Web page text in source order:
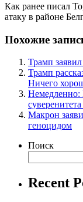
Как ранее писал
атаку в районе
Похожие
Трамп
Трамп
Ничего
Немедленно:
Макрон
геноцидом
Поиск
Recent